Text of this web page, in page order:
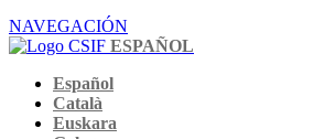
NAVEGACIÓN
ESPAÑOL
Español
Català
Euskara